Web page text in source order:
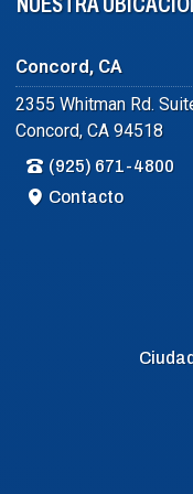
Concord, CA
2355 Whitman Rd.
Concord, CA 94518
(925) 671-4800
Contacto